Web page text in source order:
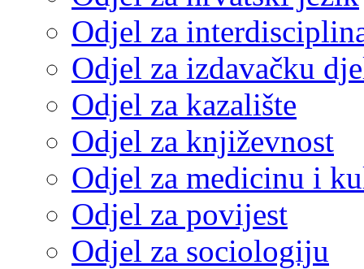
Odjel za
Odjel za izdavačku
Odjel za kazalište
Odjel za književnost
Odjel za medicinu i
Odjel za povijest
Odjel za sociologiju